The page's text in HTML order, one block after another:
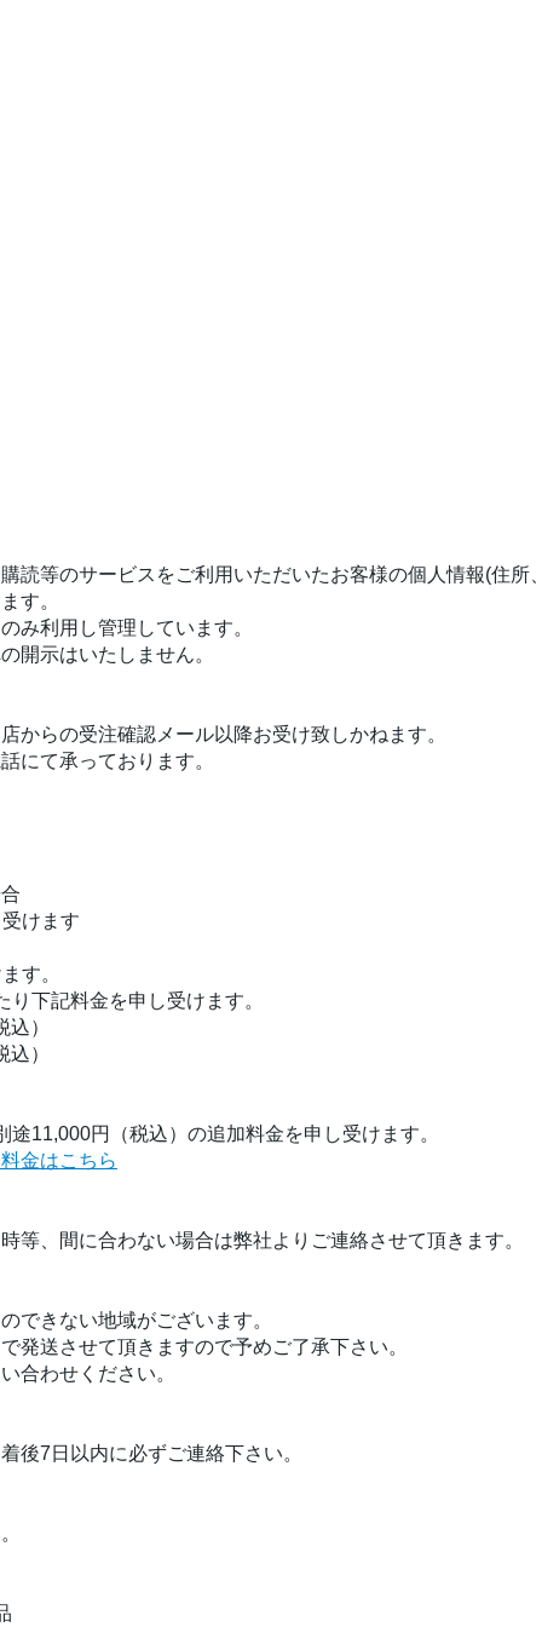
読等のサービスをご利用いただいたお客様の個人情報(住所
す。
み利用し管理しています。
開示はいたしません。
からの受注確認メール以降お受け致しかねます。
にて承っております。
けます
す。
下記料金を申し受けます。
）
）
11,000円（税込）の追加料金を申し受けます。
金はこちら
等、間に合わない場合は弊社よりご連絡させて頂きます。
できない地域がございます。
発送させて頂きますので予めご了承下さい。
合わせください。
後7日以内に必ずご連絡下さい。